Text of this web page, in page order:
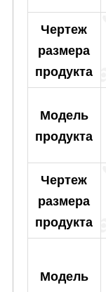
Чертеж
размера
продукта
Модель
продукта
Чертеж
размера
продукта
Модель